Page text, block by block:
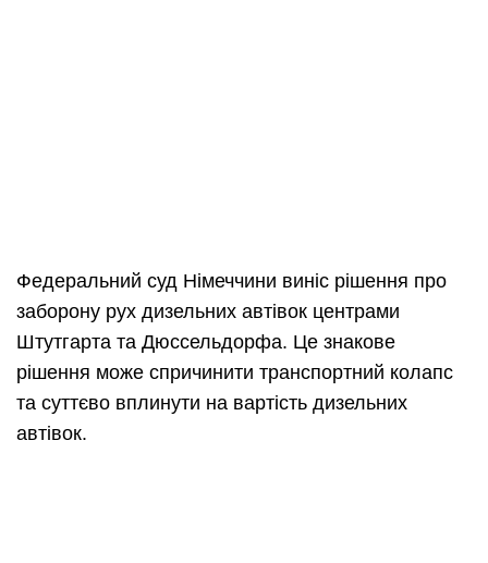
Федеральний суд Німеччини виніс рішення про
заборону рух дизельних автівок центрами
Штутгарта та Дюссельдорфа. Це знакове
рішення може спричинити транспортний колапс
та суттєво вплинути на вартість дизельних
автівок.